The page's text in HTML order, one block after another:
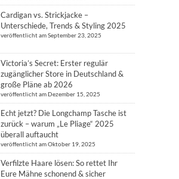
Cardigan vs. Strickjacke –
Unterschiede, Trends & Styling 2025
veröffentlicht am September 23, 2025
Victoria’s Secret: Erster regulär
zugänglicher Store in Deutschland &
große Pläne ab 2026
veröffentlicht am Dezember 15, 2025
Echt jetzt? Die Longchamp Tasche ist
zurück – warum „Le Pliage“ 2025
überall auftaucht
veröffentlicht am Oktober 19, 2025
Verfilzte Haare lösen: So rettet Ihr
Eure Mähne schonend & sicher